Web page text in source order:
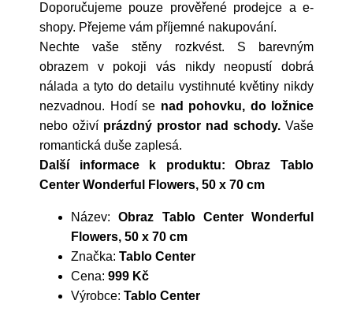
Doporučujeme pouze prověřené prodejce a e-
shopy. Přejeme vám příjemné nakupování.
Nechte vaše stěny rozkvést. S barevným
obrazem v pokoji vás nikdy neopustí dobrá
nálada a tyto do detailu vystihnuté květiny nikdy
nezvadnou. Hodí se nad pohovku, do ložnice
nebo oživí prázdný prostor nad schody. Vaše
romantická duše zaplesá.
Další informace k produktu: Obraz Tablo
Center Wonderful Flowers, 50 x 70 cm
Název:Obraz Tablo Center Wonderful
Flowers, 50 x 70 cm
Značka: Tablo Center
Cena: 999 Kč
Výrobce: Tablo Center